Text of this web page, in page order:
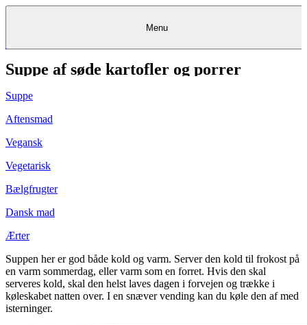
Kantine Kantine Kantine
FrokostordningFrokostordningFrokostordning
& Teambuilding
Opskrifter
RestauranterRestauranter&&BagerierBagerierRestauranter &
Bagerier
Projekter
rådgivning
Eventkalender
Køb KøbgavekortgavekortKøb gavekort
KundeserviceKundeserviceKundeservice
Menu
Suppe af søde kartofler og porrer
Suppe
Aftensmad
Vegansk
Vegetarisk
Bælgfrugter
Dansk mad
Ærter
Suppen her er god både kold og varm. Server den kold til frokost på
en varm sommerdag, eller varm som en forret. Hvis den skal
serveres kold, skal den helst laves dagen i forvejen og trække i
køleskabet natten over. I en snæver vending kan du køle den af med
isterninger.